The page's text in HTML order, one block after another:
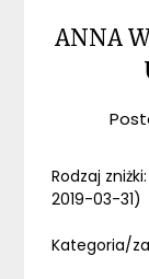
ANNA
Rodzaj
2019-03-31)
Kategoria/